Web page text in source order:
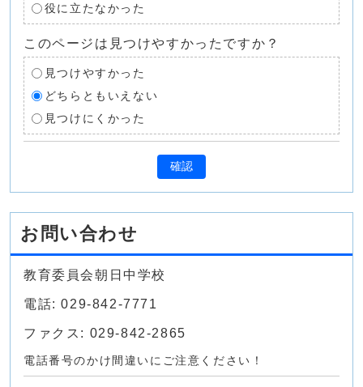
役に立たなかった
このページは見つけやすかったですか？
見つけやすかった
どちらともいえない
見つけにくかった
確認
お問い合わせ
教育委員会朝日中学校
電話: 029-842-7771
ファクス: 029-842-2865
電話番号のかけ間違いにご注意ください！